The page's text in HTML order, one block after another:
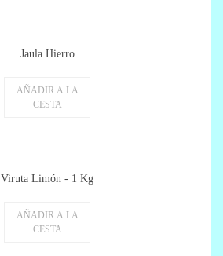
Jaula Hierro
AÑADIR A LA
CESTA
Viruta Limón - 1 Kg
AÑADIR A LA
CESTA